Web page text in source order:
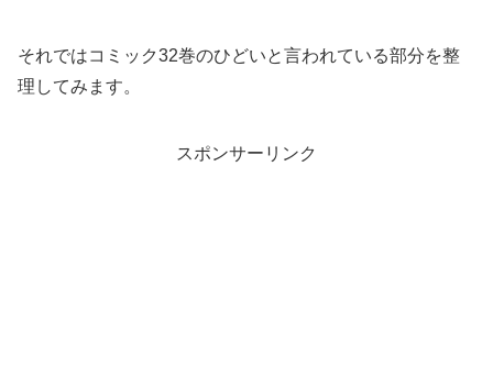
それではコミック32巻のひどいと言われている部分を整
理してみます。
スポンサーリンク